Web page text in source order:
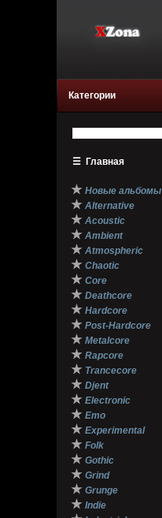
Категории
☰ Главная
★ Новые альбомы
★ Alternative
★ Acoustic
★ Ambient
★ Atmospheric
★ Chaotic
★ Core
★ Deathcore
★ Hardcore
★ Post-Hardcore
★ Metalcore
★ Rapcore
★ Trancecore
★ Djent
★ Electronic
★ Emo
★ Experimental
★ Folk
★ Gothic
★ Grind
★ Grunge
★ Indie